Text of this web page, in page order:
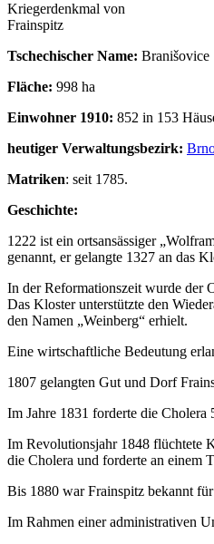
Kriegerdenkmal von
Frainspitz
Tschechischer Name: Branišovice
Fläche: 998 ha
Einwohner 1910: 852 in 153
heutiger Verwaltungsbezirk:
Matriken: seit 1785.
Geschichte:
1222 ist ein ortsansässiger
genannt, er gelangte 1327 an das
In der Reformationszeit wurde der
Das Kloster unterstützte den
den Namen „Weinberg“ erhielt.
Eine wirtschaftliche Bedeutung
1807 gelangten Gut und Dorf
Im Jahre 1831 forderte die
Im Revolutionsjahr 1848 flüchtete
die Cholera und forderte an einem
Bis 1880 war Frainspitz bekannt
Im Rahmen einer administrativen